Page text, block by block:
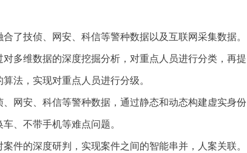
技侦、网安、科信等警种数据以及互联网采集数据。
维数据的深度挖掘分析，对重点人员进行分类，再提
法，实现对重点人员进行分级。
安、科信等警种数据，通过静态和动态构建虚实身份
、不带手机等难点问题。
的深度研判，实现案件之间的智能串并，人案关联。